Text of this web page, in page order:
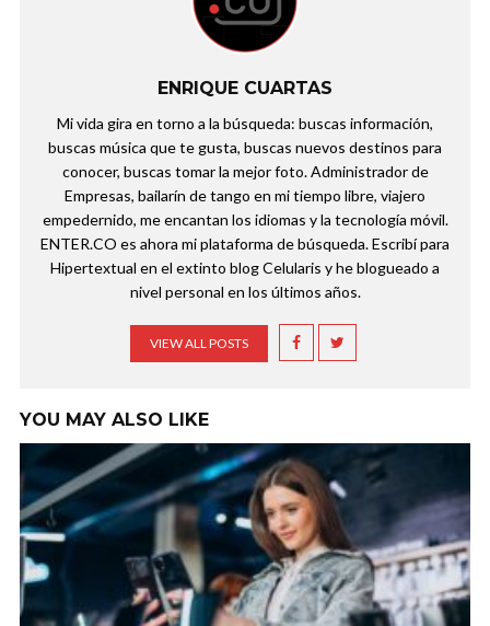
ENRIQUE CUARTAS
Mi vida gira en torno a la búsqueda: buscas información,
buscas música que te gusta, buscas nuevos destinos para
conocer, buscas tomar la mejor foto. Administrador de
Empresas, bailarín de tango en mi tiempo libre, viajero
empedernido, me encantan los idiomas y la tecnología móvil.
ENTER.CO es ahora mi plataforma de búsqueda. Escribí para
Hipertextual en el extinto blog Celularis y he blogueado a
nivel personal en los últimos años.
VIEW ALL POSTS
YOU MAY ALSO LIKE